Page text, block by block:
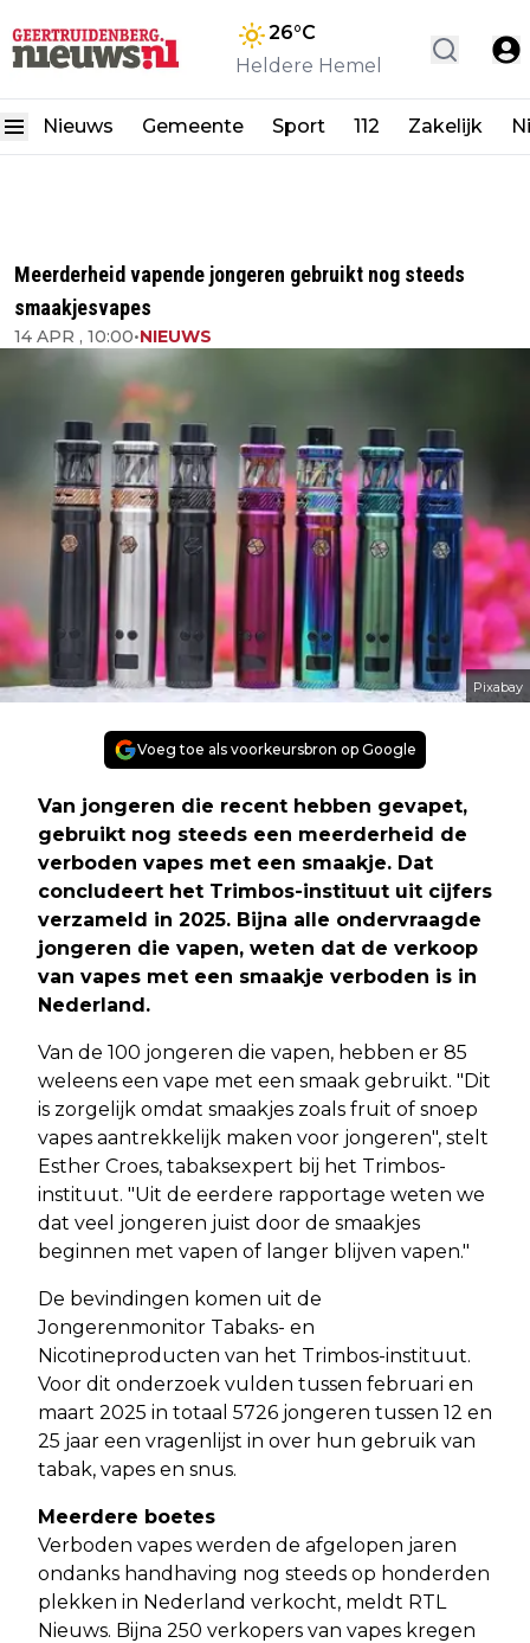
26°C
Heldere Hemel
Nieuws Gemeente Sport 112 Zakelijk
Meerderheid vapende jongeren gebruikt nog steeds
smaakjesvapes
14 APR , 10:00•NIEUWS
Pixabay
Voeg toe als voorkeursbron op Google
Van jongeren die recent hebben gevapet,
gebruikt nog steeds een meerderheid de
verboden vapes met een smaakje. Dat
concludeert het Trimbos-instituut uit cijfers
verzameld in 2025. Bijna alle ondervraagde
jongeren die vapen, weten dat de verkoop
van vapes met een smaakje verboden is in
Nederland.
Van de 100 jongeren die vapen, hebben er 85
weleens een vape met een smaak gebruikt. "Dit
is zorgelijk omdat smaakjes zoals fruit of snoep
vapes aantrekkelijk maken voor jongeren", stelt
Esther Croes, tabaksexpert bij het Trimbos-
instituut. "Uit de eerdere rapportage weten we
dat veel jongeren juist door de smaakjes
beginnen met vapen of langer blijven vapen."
De bevindingen komen uit de
Jongerenmonitor Tabaks- en
Nicotineproducten van het Trimbos-instituut.
Voor dit onderzoek vulden tussen februari en
maart 2025 in totaal 5726 jongeren tussen 12 en
25 jaar een vragenlijst in over hun gebruik van
tabak, vapes en snus.
Meerdere boetes
Verboden vapes werden de afgelopen jaren
ondanks handhaving nog steeds op honderden
plekken in Nederland verkocht, meldt RTL
Nieuws. Bijna 250 verkopers van vapes kregen